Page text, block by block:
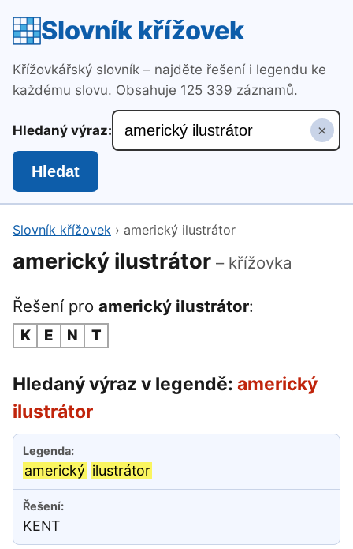
Slovník křížovek
Křížovkářský slovník – najděte řešení i legendu ke
každému slovu. Obsahuje 125 339 záznamů.
Hledaný výraz: ×
Hledat
Slovník křížovek › americký ilustrátor
americký ilustrátor – křížovka
Řešení pro americký ilustrátor:
K E N T
Hledaný výraz v legendě: americký
ilustrátor
americký ilustrátor
KENT